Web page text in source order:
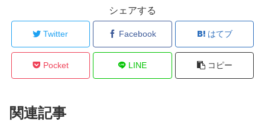
シェアする
Twitter Facebook はてブ
Pocket LINE コピー
関連記事